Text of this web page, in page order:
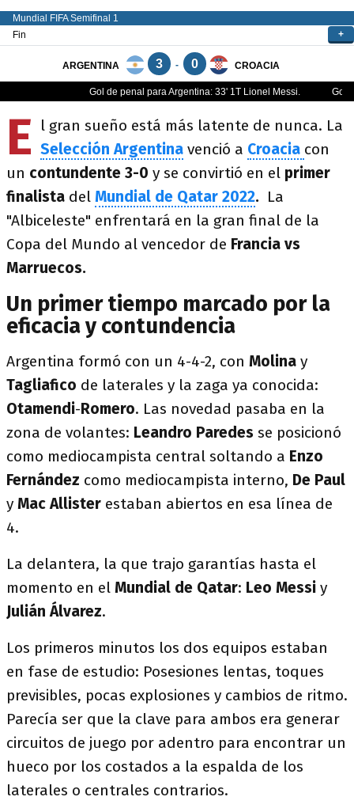
E
l gran sueño está más latente de nunca. La
Selección Argentina venció a Croacia con
un contundente 3-0 y se convirtió en el primer
finalista del Mundial de Qatar 2022. La
"Albiceleste" enfrentará en la gran final de la
Copa del Mundo al vencedor de Francia vs
Marruecos.
Un primer tiempo marcado por la
eficacia y contundencia
Argentina formó con un 4-4-2, con Molina y
Tagliafico de laterales y la zaga ya conocida:
Otamendi-Romero. Las novedad pasaba en la
zona de volantes: Leandro Paredes se posicionó
como mediocampista central soltando a Enzo
Fernández como mediocampista interno, De Paul
y Mac Allister estaban abiertos en esa línea de
4.
La delantera, la que trajo garantías hasta el
momento en el Mundial de Qatar: Leo Messi y
Julián Álvarez.
Los primeros minutos los dos equipos estaban
en fase de estudio: Posesiones lentas, toques
previsibles, pocas explosiones y cambios de ritmo.
Parecía ser que la clave para ambos era generar
circuitos de juego por adentro para encontrar un
hueco por los costados a la espalda de los
laterales o centrales contrarios.